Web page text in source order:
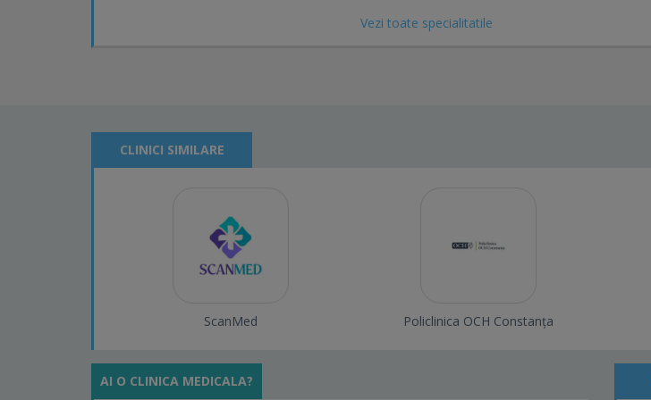
Cardiologie interventionala
Monitorizare TA, EKG, holter
Endocrinologie
Obstetrica-Ginecologie
Ecografie Doppler
Psihiatrie
Balneofizioterapie
Vezi toate specialitatile
CLINICI SIMILARE
ScanMed Policlinica OCH Constanța
AI O CLINICA MEDICALA?